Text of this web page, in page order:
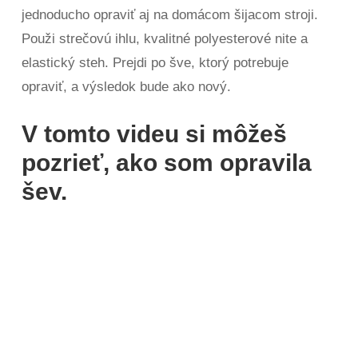
jednoducho opraviť aj na domácom šijacom stroji.
Použi strečovú ihlu, kvalitné polyesterové nite a
elastický steh. Prejdi po šve, ktorý potrebuje
opraviť, a výsledok bude ako nový.
V tomto videu si môžeš
pozrieť, ako som opravila
šev.